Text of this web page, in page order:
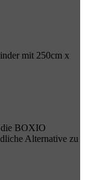
mit 250cm x
die BOXIO
Alternative zu